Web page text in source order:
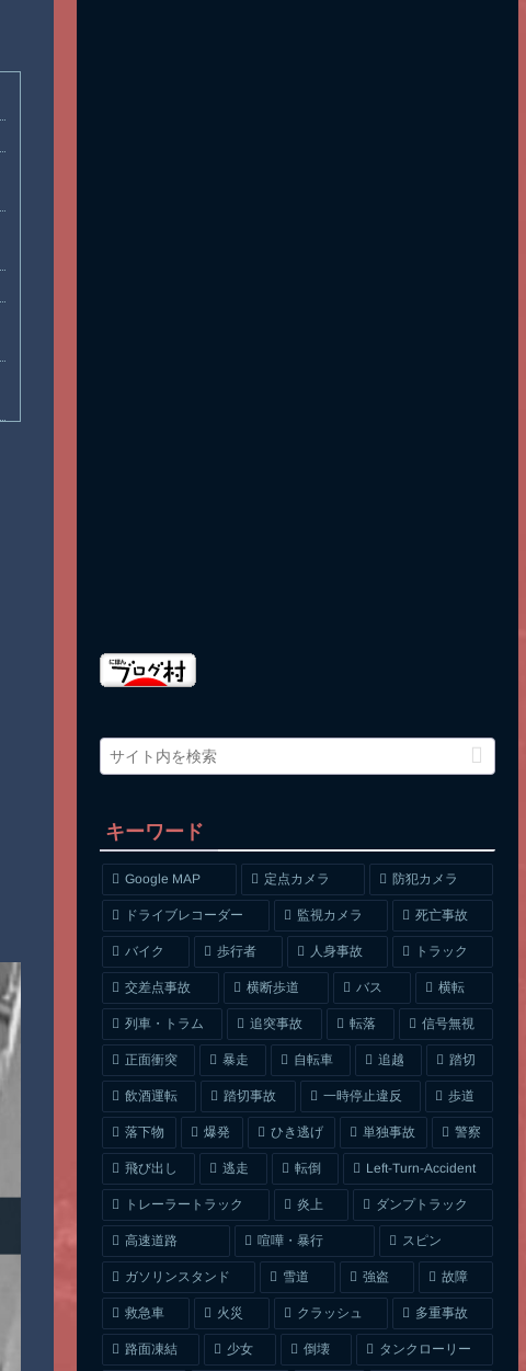
キーワード
Google MAP 定点カメラ 防犯カメラ
ドライブレコーダー 監視カメラ 死亡事故
バイク 歩行者 人身事故 トラック
交差点事故 横断歩道 バス 横転
列車・トラム 追突事故 転落 信号無視
正面衝突 暴走 自転車 追越 踏切
飲酒運転 踏切事故 一時停止違反 歩道
落下物 爆発 ひき逃げ 単独事故 警察
飛び出し 逃走 転倒 Left-Turn-Accident
トレーラートラック 炎上 ダンプトラック
高速道路 喧嘩・暴行 スピン
ガソリンスタンド 雪道 強盗 故障
救急車 火災 クラッシュ 多重事故
路面凍結 少女 倒壊 タンクローリー